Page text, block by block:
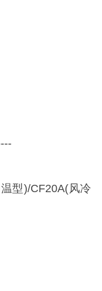
型)/CF20A(风冷